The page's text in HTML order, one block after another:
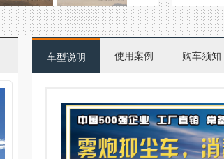
车型说明 使用案例 购车须知